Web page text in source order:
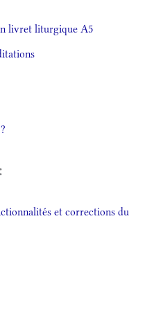
livret liturgique A5
et corrections du